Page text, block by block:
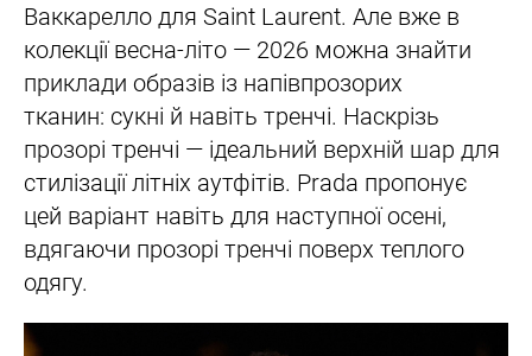
Ваккарелло для Saint Laurent. Але вже в
колекції весна-літо — 2026 можна знайти
приклади образів із напівпрозорих
тканин: сукні й навіть тренчі. Наскрізь
прозорі тренчі — ідеальний верхній шар для
стилізації літніх аутфітів. Prada пропонує
цей варіант навіть для наступної осені,
вдягаючи прозорі тренчі поверх теплого
одягу.